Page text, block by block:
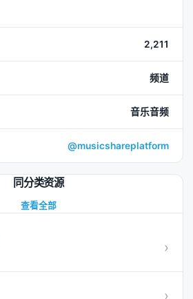
2,211
频道
音乐音频
@musicshareplatform
同分类资源
查看全部
›
›